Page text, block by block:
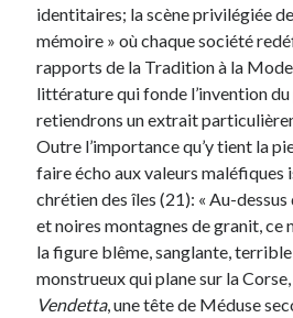
identitaires; la scène privilégiée
mémoire » où chaque société
rapports de la Tradition à la
littérature qui fonde l’invention du
retiendrons un extrait
Outre l’importance qu’y tient la
faire écho aux valeurs maléfiques
chrétien des îles (21): « Au-
et noires montagnes de granit, ce
la figure blême, sanglante, terrible
monstrueux qui plane sur la
Vendetta, une tête de Méduse